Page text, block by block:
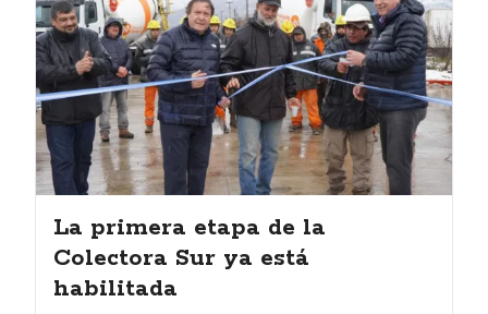
La primera etapa de la
Colectora Sur ya está
habilitada